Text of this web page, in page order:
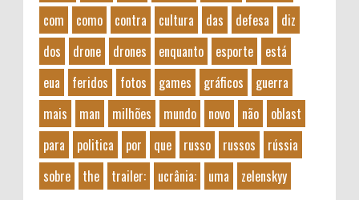
com
como contra cultura das defesa
diz
dos
drone drones enquanto esporte
está
eua
feridos fotos games gráficos
guerra
mais
man milhões mundo novo não
oblast
para
politica por que russo russos
rússia
sobre
the trailer: ucrânia: uma zelenskyy